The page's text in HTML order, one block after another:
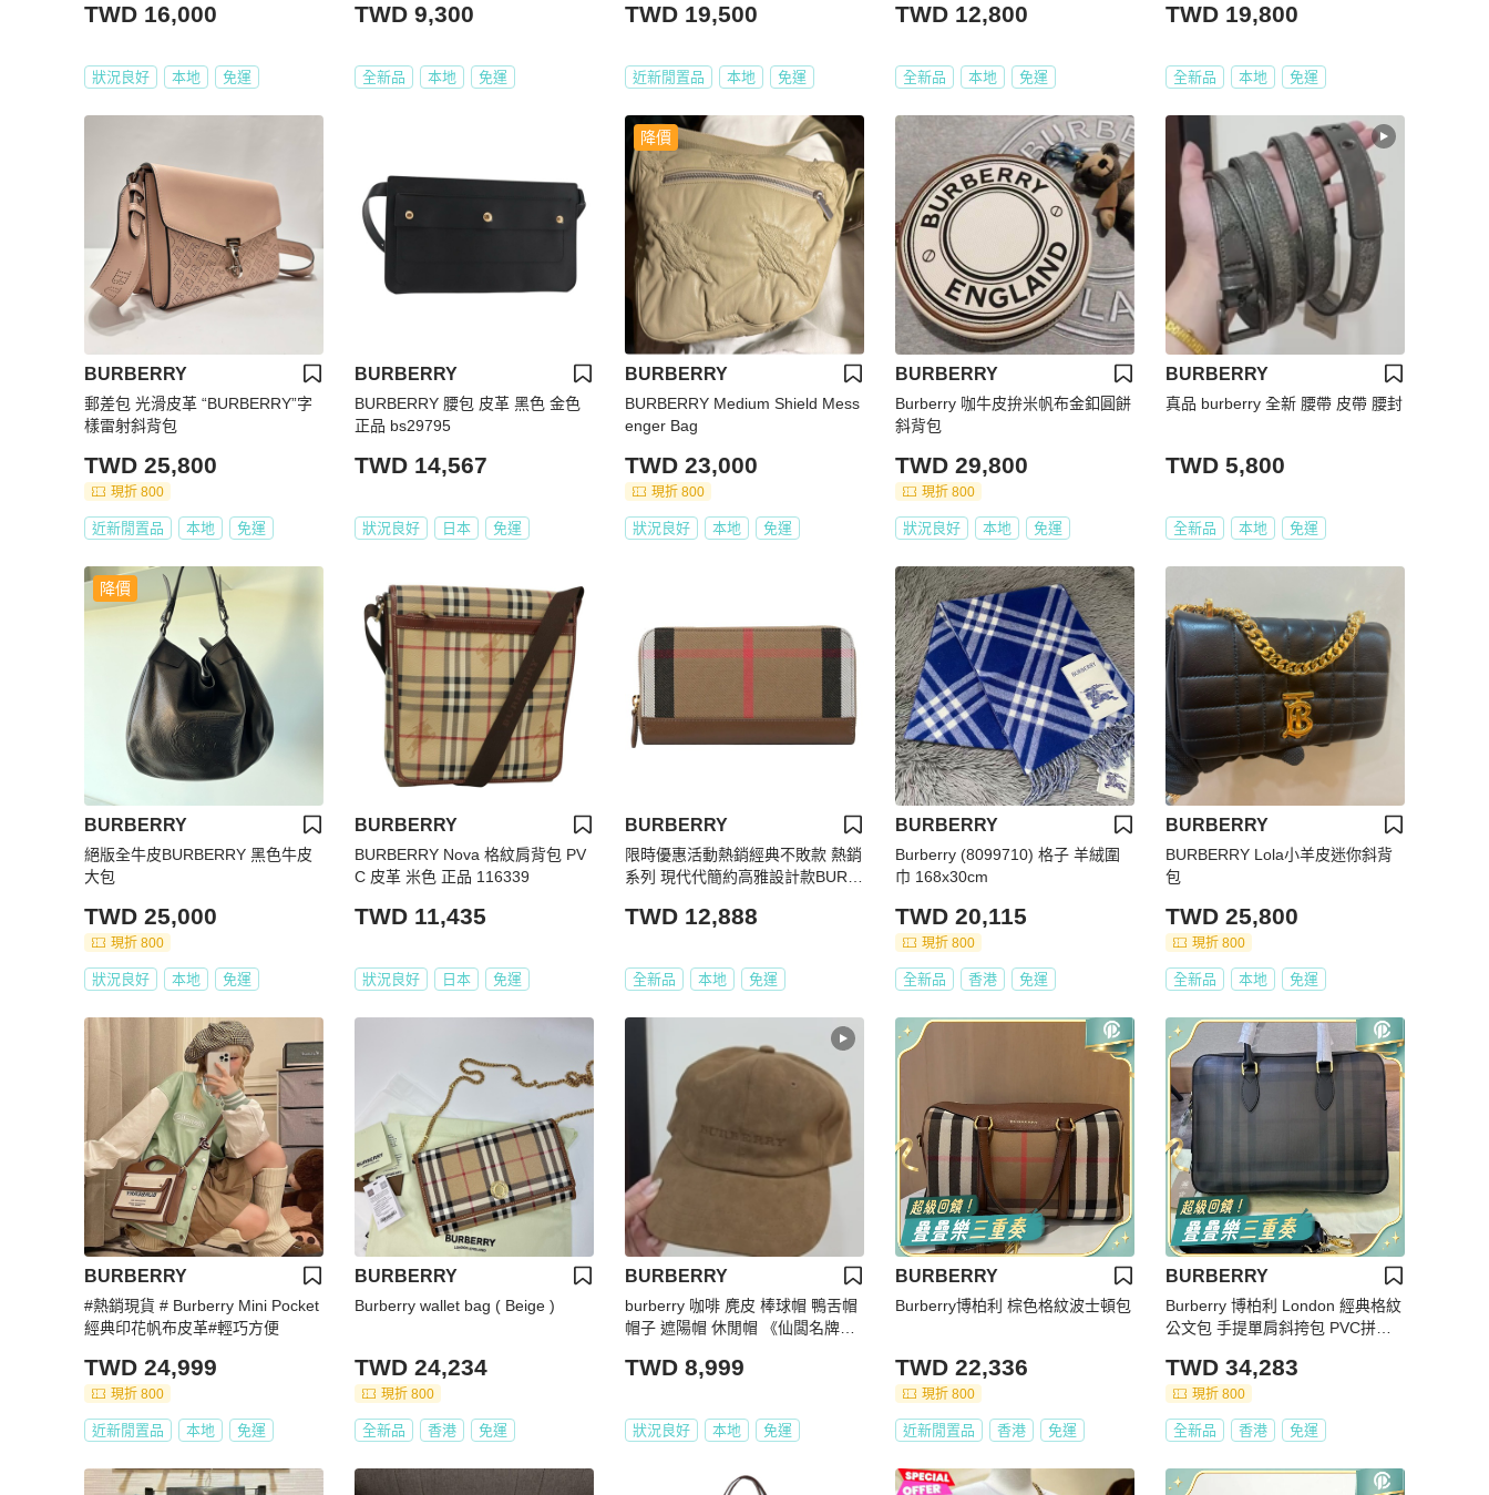
TWD 16,000
狀況良好 本地 免運
TWD 9,300
全新品 本地 免運
TWD 19,500
近新閒置品 本地 免運
TWD 12,800
全新品 本地 免運
TWD 19,800
全新品 本地 免運
BURBERRY
郵差包 光滑皮革 “BURBERRY”字
樣雷射斜背包
TWD 25,800
現折 800
近新閒置品 本地 免運
BURBERRY
BURBERRY 腰包 皮革 黑色 金色
正品 bs29795
TWD 14,567
狀況良好 日本 免運
降價
BURBERRY
BURBERRY Medium Shield Mess
enger Bag
TWD 23,000
現折 800
狀況良好 本地 免運
BURBERRY
Burberry 咖牛皮拚米帆布金釦圓餅
斜背包
TWD 29,800
現折 800
狀況良好 本地 免運
BURBERRY
真品 burberry 全新 腰帶 皮帶 腰封
TWD 5,800
全新品 本地 免運
降價
BURBERRY
絕版全牛皮BURBERRY 黑色牛皮
大包
TWD 25,000
現折 800
狀況良好 本地 免運
BURBERRY
BURBERRY Nova 格紋肩背包 PV
C 皮革 米色 正品 116339
TWD 11,435
狀況良好 日本 免運
BURBERRY
限時優惠活動熱銷經典不敗款 熱銷
系列 現代代簡約高雅設計款BURB
格紋帆布牛皮拼接發財零錢長夾(咖
TWD 12,888
全新品 本地 免運
BURBERRY
Burberry (8099710) 格子 羊絨圍
巾 168x30cm
TWD 20,115
現折 800
全新品 香港 免運
BURBERRY
BURBERRY Lola小羊皮迷你斜背
包
TWD 25,800
現折 800
全新品 本地 免運
BURBERRY
#熱銷現貨 # Burberry Mini Pocket
經典印花帆布皮革#輕巧方便
TWD 24,999
現折 800
近新閒置品 本地 免運
BURBERRY
Burberry wallet bag ( Beige )
TWD 24,234
現折 800
全新品 香港 免運
BURBERRY
burberry 咖啡 麂皮 棒球帽 鴨舌帽
帽子 遮陽帽 休閒帽 《仙闆名牌精
TWD 8,999
狀況良好 本地 免運
BURBERRY
Burberry博柏利 棕色格紋波士頓包
TWD 22,336
現折 800
近新閒置品 香港 免運
BURBERRY
Burberry 博柏利 London 經典格紋
公文包 手提單肩斜挎包 PVC拼皮
TWD 34,283
現折 800
全新品 香港 免運